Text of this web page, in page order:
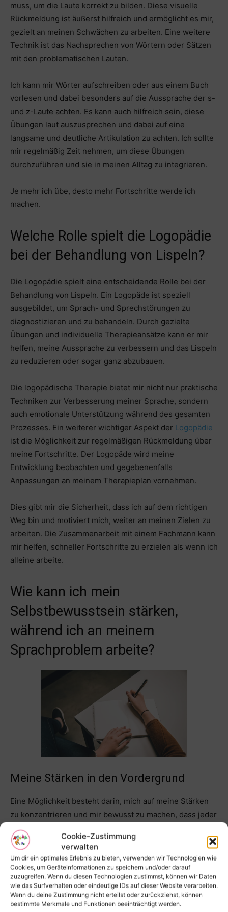
Cookie-Zustimmung
verwalten
Um dir ein optimales Erlebnis zu bieten, verwenden wir Technologien wie
Cookies, um Geräteinformationen zu speichern und/oder darauf
zuzugreifen. Wenn du diesen Technologien zustimmst, können wir Daten
wie das Surfverhalten oder eindeutige IDs auf dieser Website verarbeiten.
Wenn du deine Zustimmung nicht erteilst oder zurückziehst, können
bestimmte Merkmale und Funktionen beeinträchtigt werden.
muss, um die Laute korrekt zu bilden. Diese visuelle
Rückmeldung ist äußerst hilfreich und ermöglicht es mir,
gezielt an meinen Schwächen zu arbeiten. Eine weitere
Technik ist das Nachsprechen von Wörtern oder Sätzen
mit den problematischen Lauten.
Ich kann mir Wörter aufschreiben oder aus einem Buch
vorlesen und dabei besonders auf die Aussprache der s-
und z-Laute achten. Es kann auch hilfreich sein, diese
Übungen laut auszusprechen und dabei auf eine
langsame und deutliche Artikulation zu achten. Ich sollte
mir regelmäßig Zeit nehmen, um diese Übungen
durchzuführen und sie in meinen Alltag zu integrieren.
Je mehr ich übe, desto mehr Fortschritte werde ich
machen.
Welche Rolle spielt die Logopädie
bei der Behandlung von Lispeln?
Die Logopädie spielt eine entscheidende Rolle bei der
Behandlung von Lispeln. Ein Logopäde ist speziell
ausgebildet, um Sprach- und Sprechstörungen zu
diagnostizieren und zu behandeln. Durch gezielte
Übungen und individuelle Therapieansätze kann er mir
helfen, meine Aussprache zu verbessern und das Lispeln
zu reduzieren oder sogar ganz abzubauen.
Die logopädische Therapie bietet mir nicht nur praktische
Techniken zur Verbesserung meiner Sprache, sondern
auch emotionale Unterstützung während des gesamten
Prozesses. Ein weiterer wichtiger Aspekt der Logopädie
ist die Möglichkeit zur regelmäßigen Rückmeldung über
meine Fortschritte. Der Logopäde wird meine
Entwicklung beobachten und gegebenenfalls
Anpassungen an meinem Therapieplan vornehmen.
Dies gibt mir die Sicherheit, dass ich auf dem richtigen
Weg bin und motiviert mich, weiter an meinen Zielen zu
arbeiten. Die Zusammenarbeit mit einem Fachmann kann
mir helfen, schneller Fortschritte zu erzielen als wenn ich
alleine arbeite.
Wie kann ich mein
Selbstbewusstsein stärken,
während ich an meinem
Sprachproblem arbeite?
Meine Stärken in den Vordergrund
Eine Möglichkeit besteht darin, mich auf meine Stärken
zu konzentrieren und mir bewusst zu machen, dass jeder
Mensch Schwächen hat. Ich sollte mich nicht nur auf
mein Sprachproblem fokussieren, sondern auch auf
andere Fähigkeiten und Talente von mir stolz sein
können.
Positive Affirmationen und soziale